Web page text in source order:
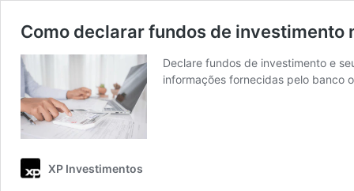
Como declarar fundos de investimento
Declare fundos de investimento e
informações fornecidas pelo banco
XP Investimentos